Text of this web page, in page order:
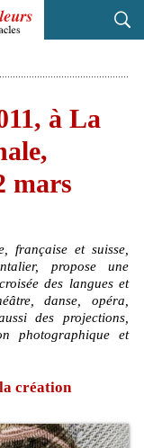
à La
mars
française et suisse,
propose une
des langues et
danse, opéra,
des projections,
photographique et
création